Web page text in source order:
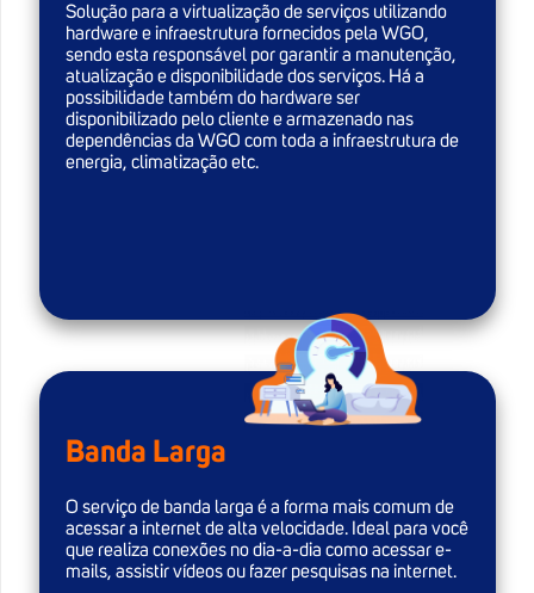
Solução para a virtualização de serviços utilizando
hardware e infraestrutura fornecidos pela WGO,
sendo esta responsável por garantir a manutenção,
atualização e disponibilidade dos serviços. Há a
possibilidade também do hardware ser
disponibilizado pelo cliente e armazenado nas
dependências da WGO com toda a infraestrutura de
energia, climatização etc.
Banda Larga
O serviço de banda larga é a forma mais comum de
acessar a internet de alta velocidade. Ideal para você
que realiza conexões no dia-a-dia como acessar e-
mails, assistir vídeos ou fazer pesquisas na internet.